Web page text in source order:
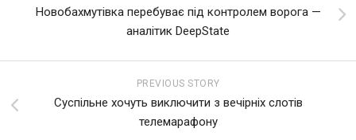
Новобахмутівка перебуває під контролем ворога —
аналітик DeepState
PREVIOUS STORY
Суспільне хочуть виключити з вечірніх слотів
телемарафону